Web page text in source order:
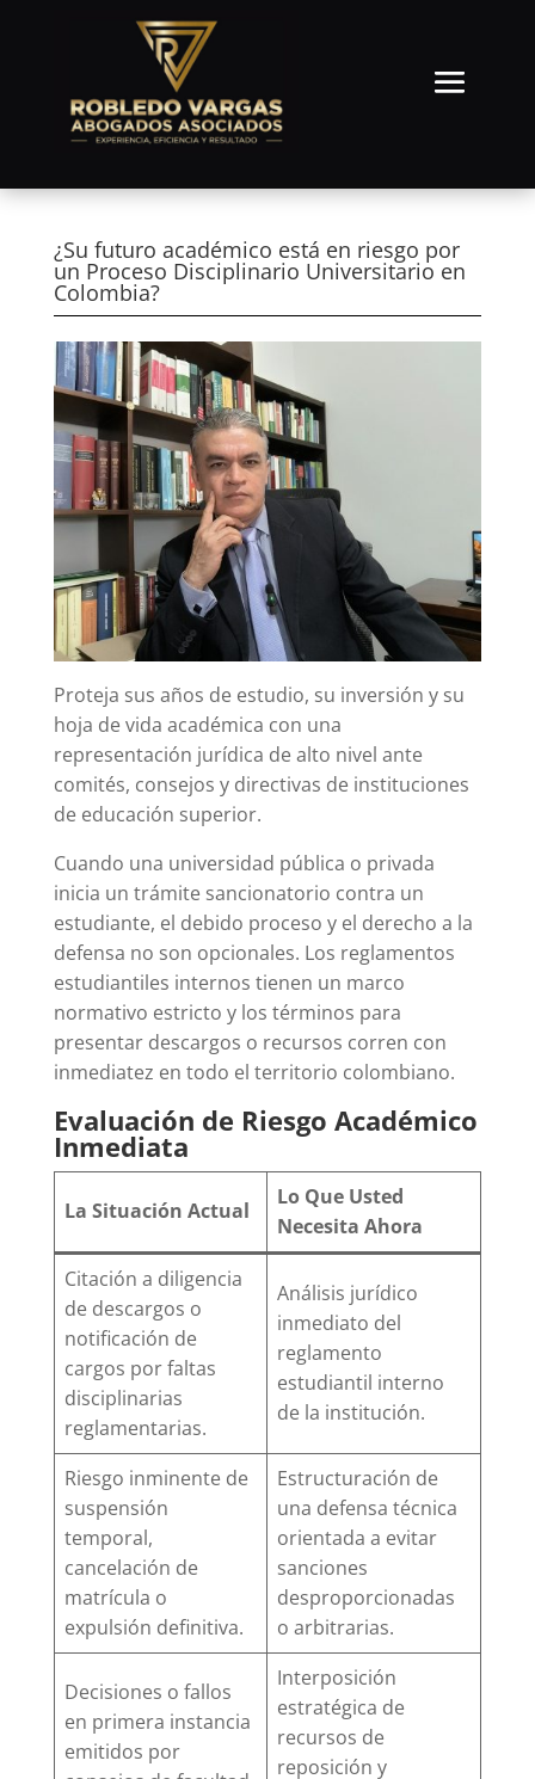
¿Su futuro académico está en riesgo por
un Proceso Disciplinario Universitario en
Colombia?
Proteja sus años de estudio, su inversión y su
hoja de vida académica con una
representación jurídica de alto nivel ante
comités, consejos y directivas de instituciones
de educación superior.
Cuando una universidad pública o privada
inicia un trámite sancionatorio contra un
estudiante, el debido proceso y el derecho a la
defensa no son opcionales. Los reglamentos
estudiantiles internos tienen un marco
normativo estricto y los términos para
presentar descargos o recursos corren con
inmediatez en todo el territorio colombiano.
Evaluación de Riesgo Académico
Inmediata
La Situación Actual
Lo Que Usted
Necesita Ahora
Citación a diligencia
de descargos o
notificación de
cargos por faltas
disciplinarias
reglamentarias.
Análisis jurídico
inmediato del
reglamento
estudiantil interno
de la institución.
Riesgo inminente de
suspensión
temporal,
cancelación de
matrícula o
expulsión definitiva.
Estructuración de
una defensa técnica
orientada a evitar
sanciones
desproporcionadas
o arbitrarias.
Decisiones o fallos
en primera instancia
emitidos por
Interposición
estratégica de
recursos de
reposición y